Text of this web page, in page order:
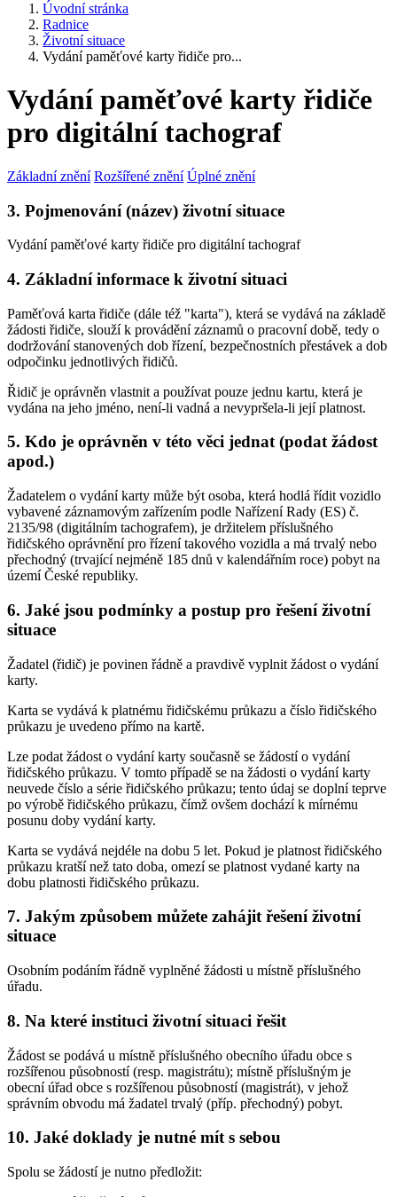
Úvodní stránka
Radnice
Životní situace
Vydání paměťové karty řidiče pro...
Vydání paměťové karty řidiče
pro digitální tachograf
Základní znění Rozšířené znění Úplné znění
3. Pojmenování (název) životní situace
Vydání paměťové karty řidiče pro digitální tachograf
4. Základní informace k životní situaci
Paměťová karta řidiče (dále též "karta"), která se vydává na základě
žádosti řidiče, slouží k provádění záznamů o pracovní době, tedy o
dodržování stanovených dob řízení, bezpečnostních přestávek a dob
odpočinku jednotlivých řidičů.
Řidič je oprávněn vlastnit a používat pouze jednu kartu, která je
vydána na jeho jméno, není-li vadná a nevypršela-li její platnost.
5. Kdo je oprávněn v této věci jednat (podat žádost
apod.)
Žadatelem o vydání karty může být osoba, která hodlá řídit vozidlo
vybavené záznamovým zařízením podle Nařízení Rady (ES) č.
2135/98 (digitálním tachografem), je držitelem příslušného
řidičského oprávnění pro řízení takového vozidla a má trvalý nebo
přechodný (trvající nejméně 185 dnů v kalendářním roce) pobyt na
území České republiky.
6. Jaké jsou podmínky a postup pro řešení životní
situace
Žadatel (řidič) je povinen řádně a pravdivě vyplnit žádost o vydání
karty.
Karta se vydává k platnému řidičskému průkazu a číslo řidičského
průkazu je uvedeno přímo na kartě.
Lze podat žádost o vydání karty současně se žádostí o vydání
řidičského průkazu. V tomto případě se na žádosti o vydání karty
neuvede číslo a série řidičského průkazu; tento údaj se doplní teprve
po výrobě řidičského průkazu, čímž ovšem dochází k mírnému
posunu doby vydání karty.
Karta se vydává nejdéle na dobu 5 let. Pokud je platnost řidičského
průkazu kratší než tato doba, omezí se platnost vydané karty na
dobu platnosti řidičského průkazu.
7. Jakým způsobem můžete zahájit řešení životní
situace
Osobním podáním řádně vyplněné žádosti u místně příslušného
úřadu.
8. Na které instituci životní situaci řešit
Žádost se podává u místně příslušného obecního úřadu obce s
rozšířenou působností (resp. magistrátu); místně příslušným je
obecní úřad obce s rozšířenou působností (magistrát), v jehož
správním obvodu má žadatel trvalý (příp. přechodný) pobyt.
10. Jaké doklady je nutné mít s sebou
Spolu se žádostí je nutno předložit: